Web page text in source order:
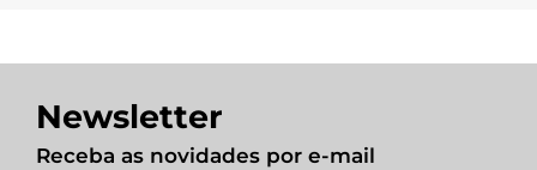
Newsletter
Receba as novidades por e-mail